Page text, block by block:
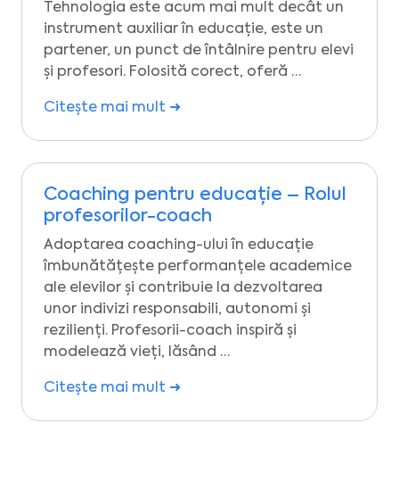
Tehnologia este acum mai mult decât un
instrument auxiliar în educație, este un
partener, un punct de întâlnire pentru elevi
și profesori. Folosită corect, oferă …
Citește mai mult ➜
Coaching pentru educație – Rolul
profesorilor-coach
Adoptarea coaching-ului în educație
îmbunătățește performanțele academice
ale elevilor și contribuie la dezvoltarea
unor indivizi responsabili, autonomi și
rezilienți. Profesorii-coach inspiră și
modelează vieți, lăsând …
Citește mai mult ➜